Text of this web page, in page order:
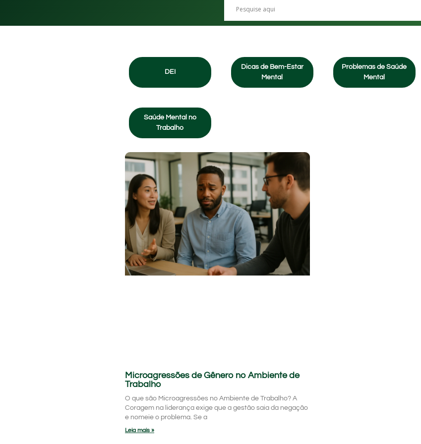
DEI
Dicas de Bem-Estar
Mental
Problemas de Saúde
Mental
Saúde Mental no
Trabalho
Microagressões de Gênero no Ambiente de
Trabalho
O que são Microagressões no Ambiente de Trabalho? A
Coragem na liderança exige que a gestão saia da negação
e nomeie o problema. Se a
Leia mais »